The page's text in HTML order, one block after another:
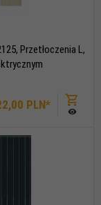
00 PLN*
Przetłoczenia L,